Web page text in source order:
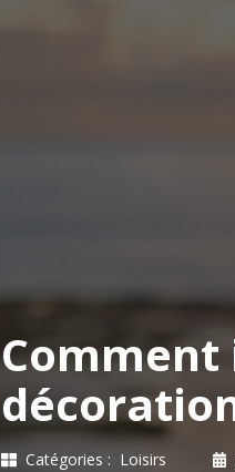
Comment
Catégories : Loisirs